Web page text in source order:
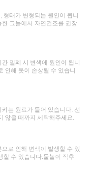
형태가 변형되는 원인이 됩니
그늘에서 자연건조를 권장
밀폐 시 변색에 원인이 됩니
인해 옷이 손상될 수 있습니
는 원료가 들어 있습니다. 선
않을 때까지 세탁해주세요.
로 인해 변색이 발생할 수 있
할 수 있습니다.물놀이 직후